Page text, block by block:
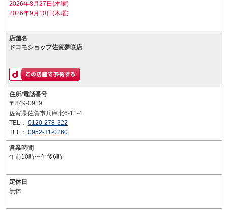
2026年8月27日(木曜)
2026年9月10日(木曜)
店舗名
ドコモショップ佐賀夢咲店
住所/電話番号
〒849-0919
佐賀県佐賀市兵庫北6-11-4
TEL： 0120-278-322
TEL： 0952-31-0260
営業時間
午前10時〜午後6時
定休日
無休